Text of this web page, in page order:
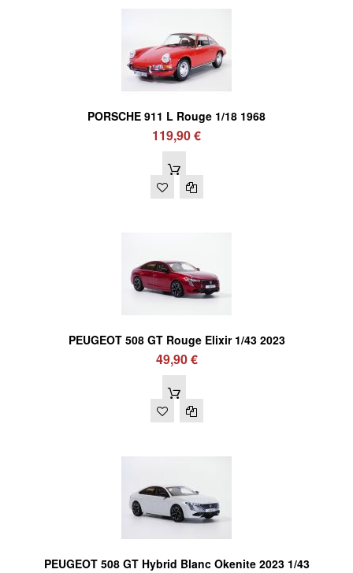
PORSCHE 911 L Rouge 1/18 1968
119,90 €
PEUGEOT 508 GT Rouge Elixir 1/43 2023
49,90 €
PEUGEOT 508 GT Hybrid Blanc Okenite 2023 1/43